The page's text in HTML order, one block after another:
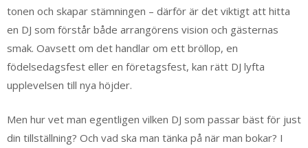
tonen och skapar stämningen – därför är det viktigt att hitta
en DJ som förstår både arrangörens vision och gästernas
smak. Oavsett om det handlar om ett bröllop, en
födelsedagsfest eller en företagsfest, kan rätt DJ lyfta
upplevelsen till nya höjder.
Men hur vet man egentligen vilken DJ som passar bäst för just
din tillställning? Och vad ska man tänka på när man bokar? I